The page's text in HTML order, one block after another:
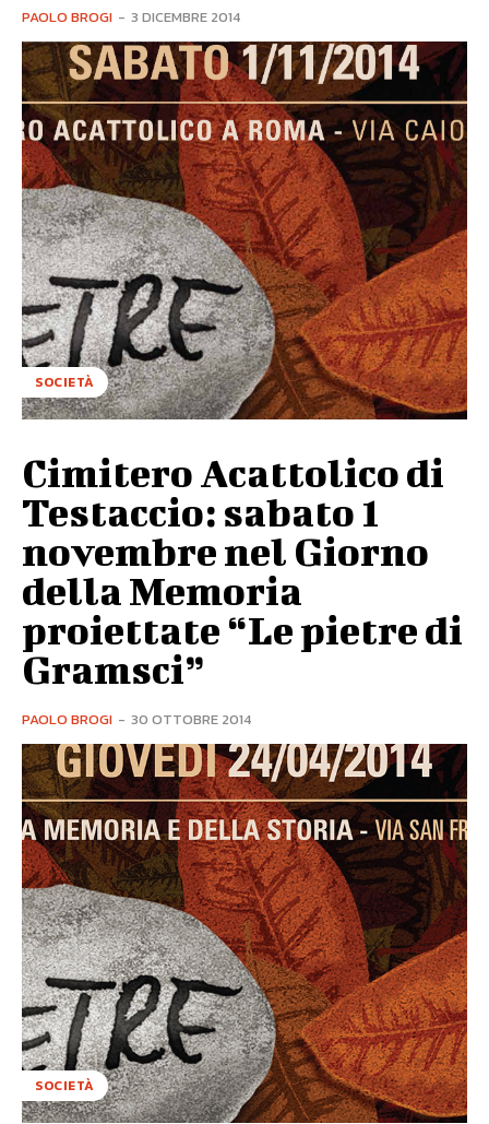
PAOLO BROGI - 3 DICEMBRE 2014
SOCIETÀ
Cimitero Acattolico di
Testaccio: sabato 1
novembre nel Giorno
della Memoria
proiettate “Le pietre di
Gramsci”
PAOLO BROGI - 30 OTTOBRE 2014
SOCIETÀ